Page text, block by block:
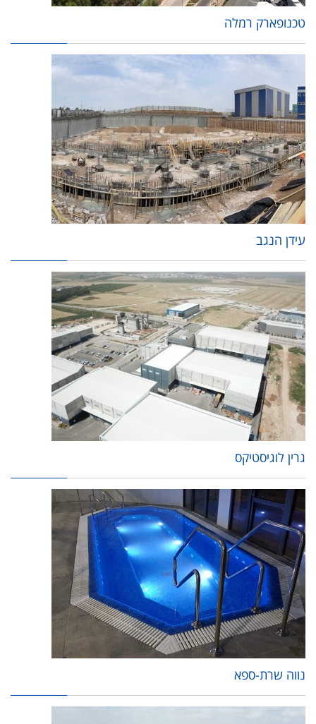
טכנופארק רמלה
עידן הנגב
גרין לוגיסטיקס
נווה שרת-ספא